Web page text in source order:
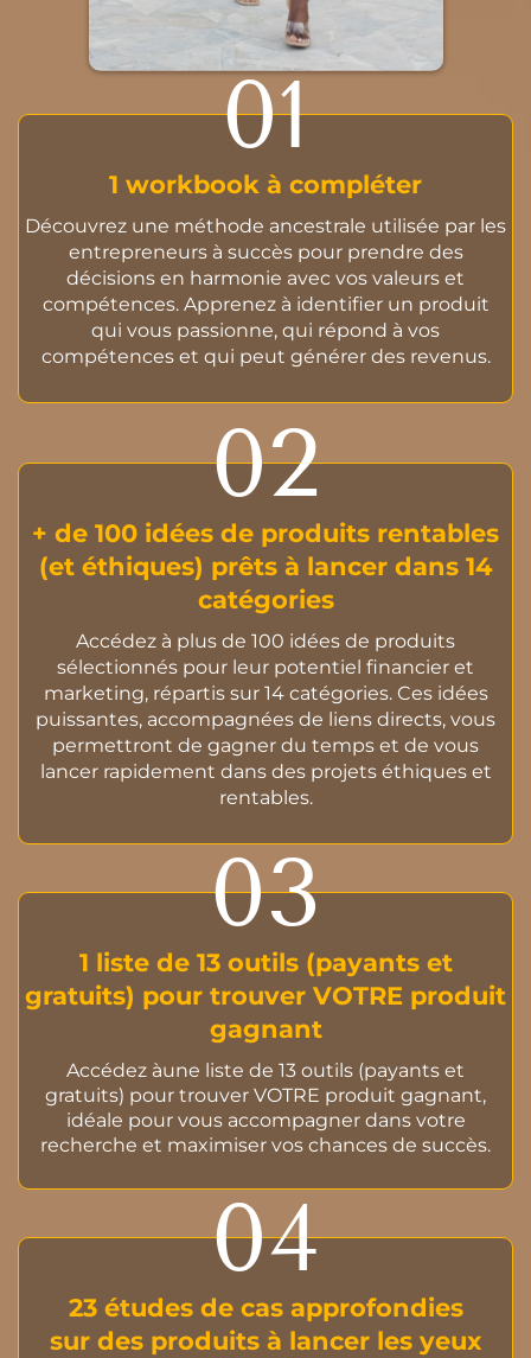
01
1 workbook à compléter
Découvrez une méthode ancestrale utilisée par les
entrepreneurs à succès pour prendre des
décisions en harmonie avec vos valeurs et
compétences. Apprenez à identifier un produit
qui vous passionne, qui répond à vos
compétences et qui peut générer des revenus.
02
+ de 100 idées de produits rentables
(et éthiques) prêts à lancer dans 14
catégories
Accédez à plus de 100 idées de produits
sélectionnés pour leur potentiel financier et
marketing, répartis sur 14 catégories. Ces idées
puissantes, accompagnées de liens directs, vous
permettront de gagner du temps et de vous
lancer rapidement dans des projets éthiques et
rentables.
03
1 liste de 13 outils (payants et
gratuits) pour trouver VOTRE produit
gagnant
Accédez àune liste de 13 outils (payants et
gratuits) pour trouver VOTRE produit gagnant,
idéale pour vous accompagner dans votre
recherche et maximiser vos chances de succès.
04
23 études de cas approfondies
sur des produits à lancer les yeux